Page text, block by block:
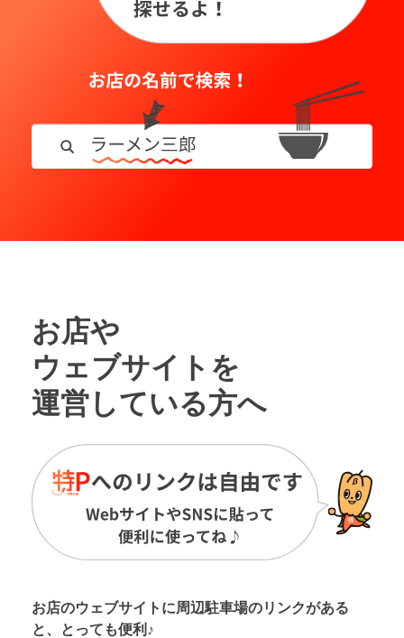
お店や
ウェブサイトを
運営している方へ
お店のウェブサイトに周辺駐車場のリンクがある
と、とっても便利♪